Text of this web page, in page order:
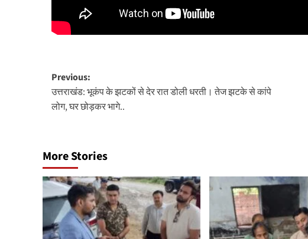
Post
navigation
Previous:
उत्तराखंड: भूकंप के झटकों से देर रात डोली धरती। तेज झटके से कांपे
लोग, घर छोड़कर भागे..
More Stories